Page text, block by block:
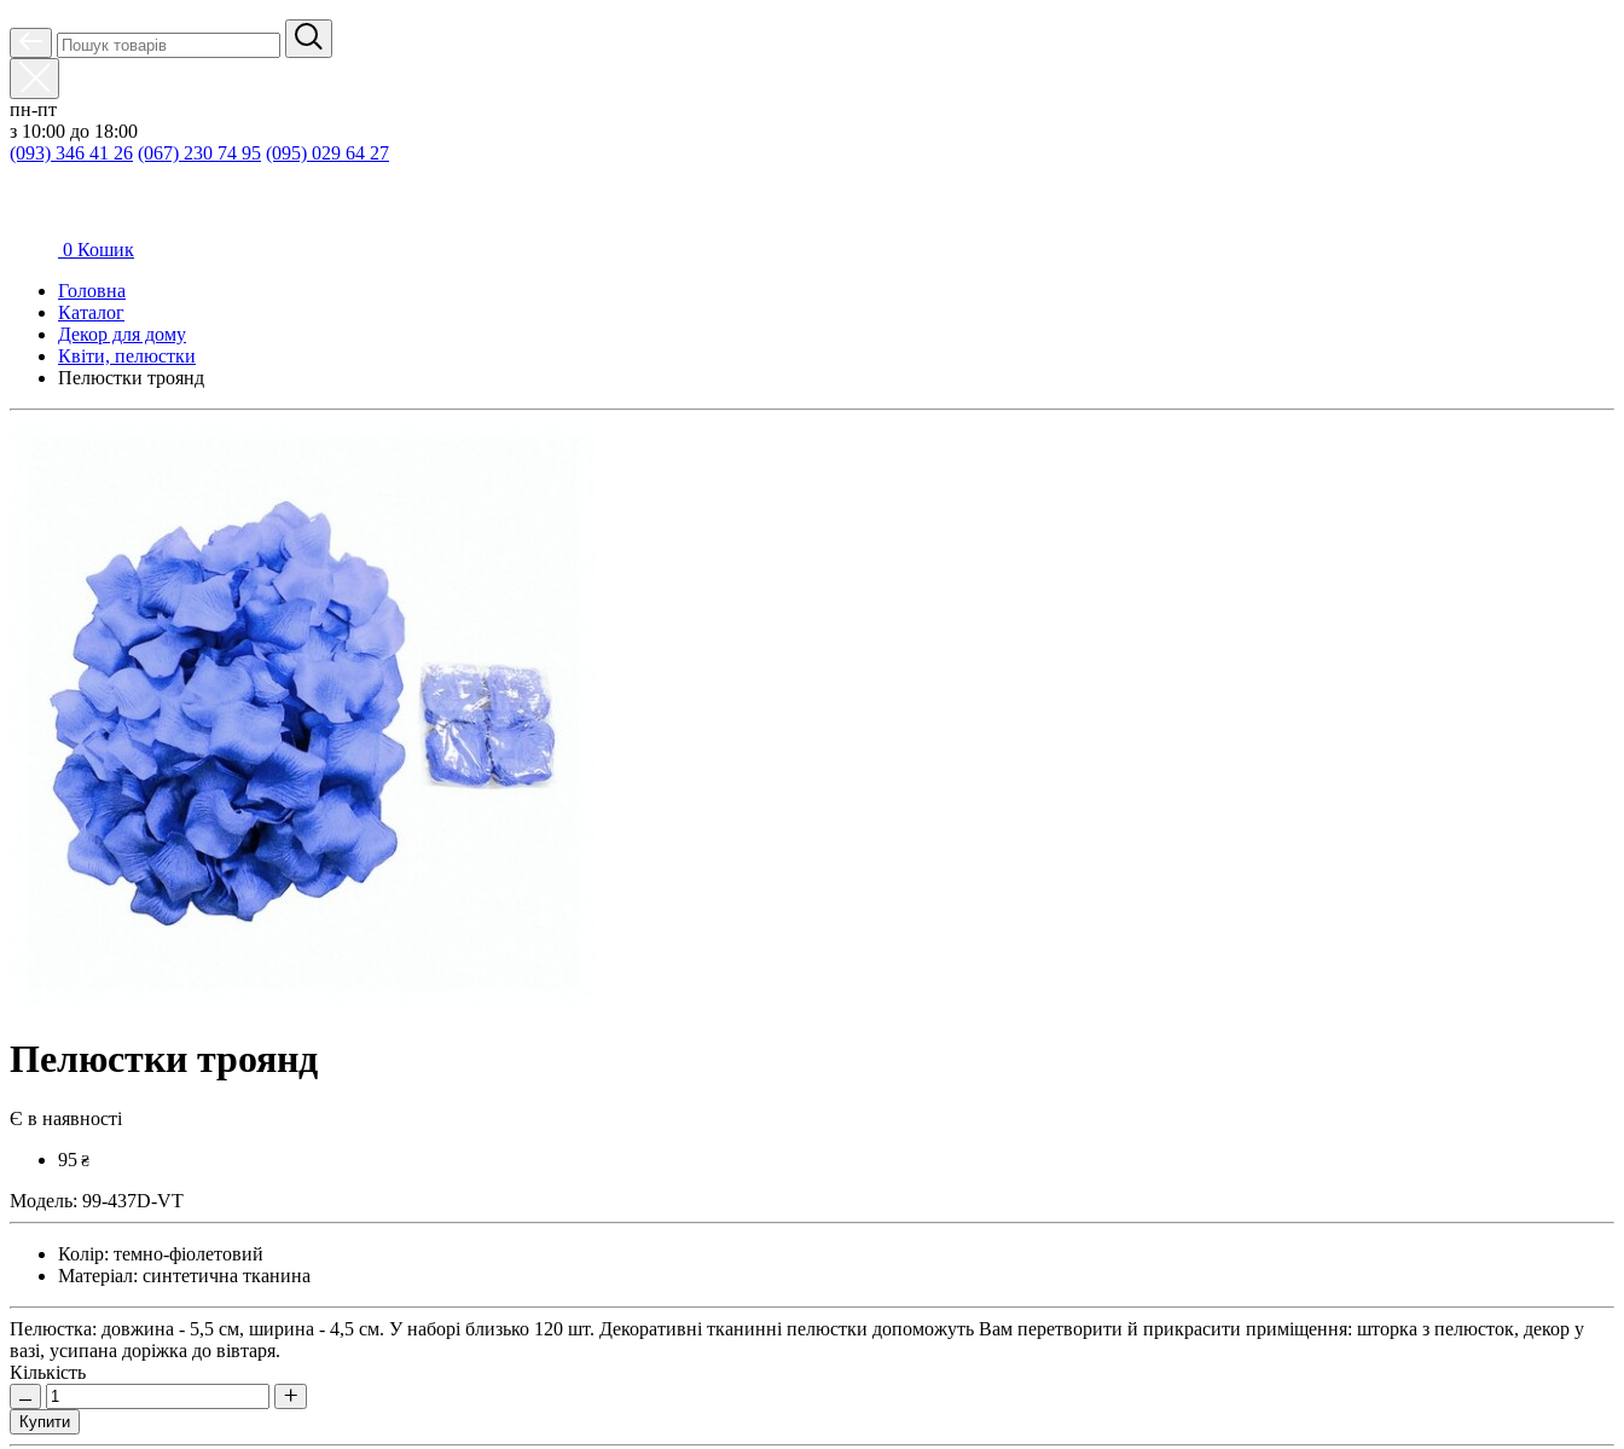
пн-пт
з 10:00 до 18:00
(093) 346 41 26 (067) 230 74 95 (095) 029 64 27
0 Кошик
Головна
Каталог
Декор для дому
Квіти, пелюстки
Пелюстки троянд
Пелюстки троянд
Є в наявності
95 ₴
Модель: 99-437D-VT
Колір: темно-фіолетовий
Матеріал: синтетична тканина
Пелюстка: довжина - 5,5 см, ширина - 4,5 см. У наборі близько 120 шт. Декоративні тканинні пелюстки допоможуть Вам перетворити й прикрасити приміщення: шторка з пелюсток, декор у
вазі, усипана доріжка до вівтаря.
Кількість
Купити